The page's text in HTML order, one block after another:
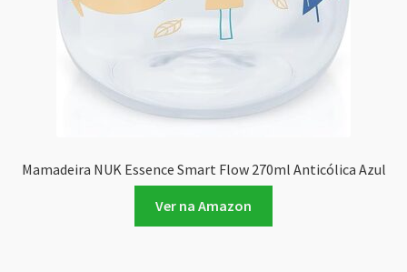
Mamadeira NUK Essence Smart Flow 270ml Anticólica Azul
Ver na Amazon